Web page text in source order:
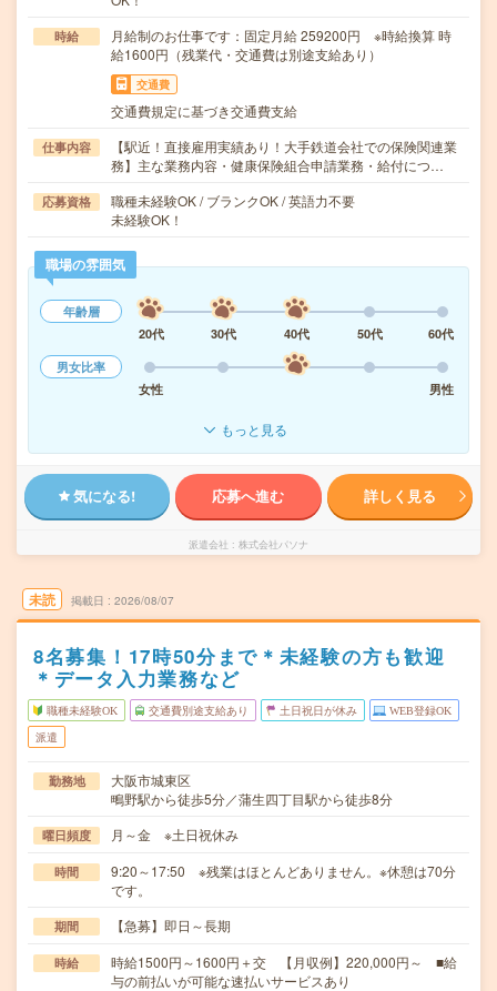
時給
月給制のお仕事です：固定月給 259200円 ※時給換算 時
給1600円（残業代・交通費は別途支給あり）
交通費
交通費規定に基づき交通費支給
仕事内容
【駅近！直接雇用実績あり！大手鉄道会社での保険関連業
務】主な業務内容・健康保険組合申請業務・給付につ…
応募資格
職種未経験OK / ブランクOK / 英語力不要
未経験OK！
職場の雰囲気
年齢層
20代
30代 40代 50代
60代
男女比率
女性
男性
もっと見る
気になる! 応募へ進む 詳しく見る
派遣会社 株式会社パソナ
未読 掲載日 2026/08/07
8名募集！17時50分まで＊未経験の方も歓迎
＊データ入力業務など
職種未経験OK 交通費別途支給あり 土日祝日が休み WEB登録OK
派遣
勤務地
大阪市城東区
鴫野駅から徒歩5分／蒲生四丁目駅から徒歩8分
曜日頻度 月～金 ※土日祝休み
時間
9:20～17:50 ※残業はほとんどありません。※休憩は70分
です。
期間 【急募】即日～長期
時給
時給1500円～1600円＋交 【月収例】220,000円～ ■給
与の前払いが可能な速払いサービスあり